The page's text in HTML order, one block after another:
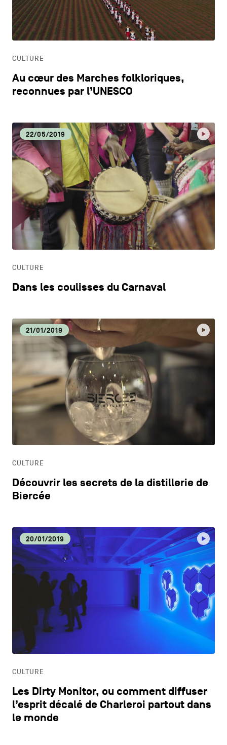
secondaire
MENTIONS LÉGALES
COOKIES POLICY
POLITIQUE VIE PRIVÉE
FR NL EN
CM
DÉCOUVERTE
DYNAMISME ÉCONOMIQUE
ECOLOGIE
EDUCATION
HORECA
CULTURE
Au cœur des Marches folkloriques,
reconnues par l’UNESCO
22/05/2019
CULTURE
Dans les coulisses du Carnaval
21/01/2019
CULTURE
Découvrir les secrets de la distillerie de
Biercée
20/01/2019
CULTURE
Les Dirty Monitor, ou comment diffuser
l’esprit décalé de Charleroi partout dans
le monde